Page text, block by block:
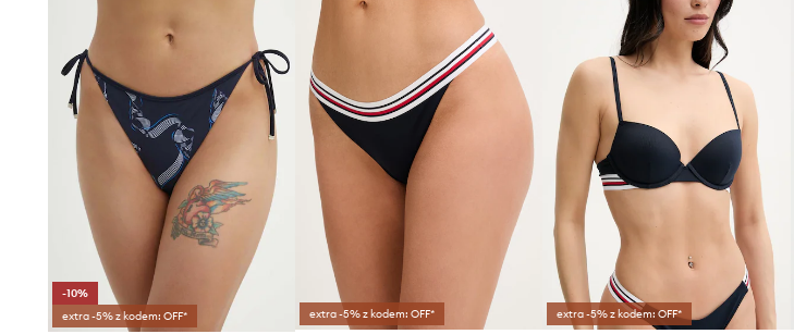
-10%
extra -5% z kodem: OFF*
extra -5% z kodem: OFF* extra -5% z kodem: OFF*